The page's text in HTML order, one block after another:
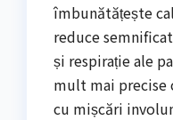
îmbunătățește
reduce
și respirație ale
mult mai precise
cu mișcări